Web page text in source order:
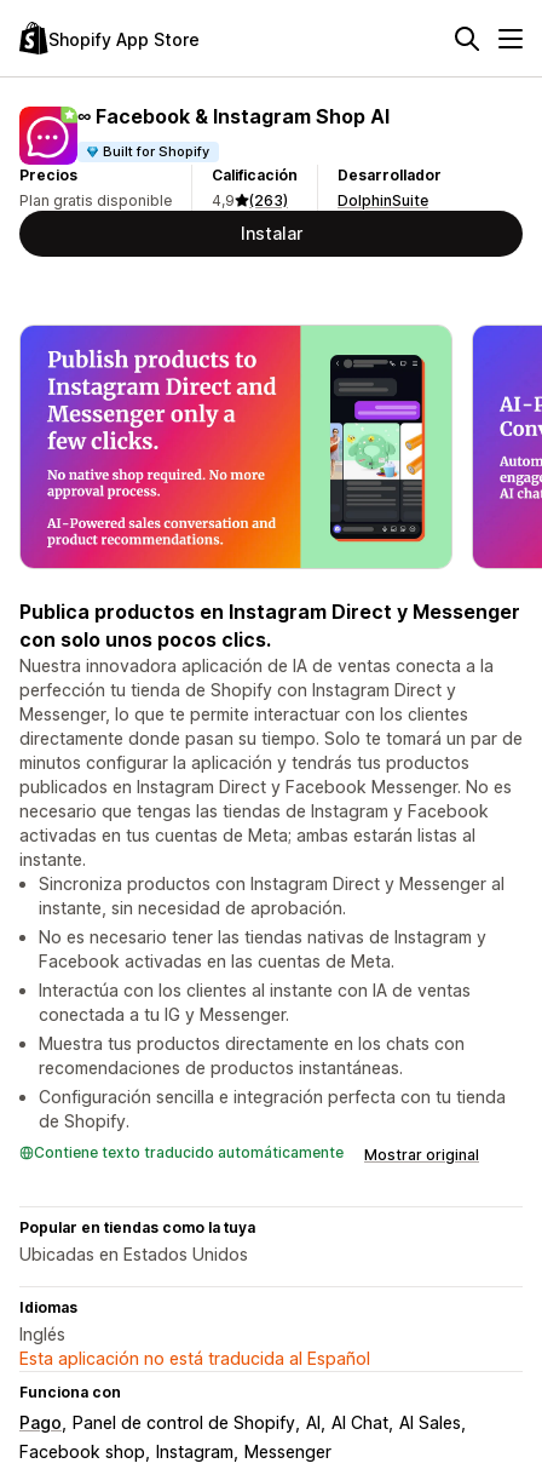
Shopify App Store
∞ Facebook & Instagram Shop AI
Built for Shopify
Precios
Plan gratis disponible
Calificación
4,9
(263)
Desarrollador
DolphinSuite
Instalar
Publica productos en Instagram Direct y Messenger
con solo unos pocos clics.
Nuestra innovadora aplicación de IA de ventas conecta a la
perfección tu tienda de Shopify con Instagram Direct y
Messenger, lo que te permite interactuar con los clientes
directamente donde pasan su tiempo. Solo te tomará un par de
minutos configurar la aplicación y tendrás tus productos
publicados en Instagram Direct y Facebook Messenger. No es
necesario que tengas las tiendas de Instagram y Facebook
activadas en tus cuentas de Meta; ambas estarán listas al
instante.
Sincroniza productos con Instagram Direct y Messenger al
instante, sin necesidad de aprobación.
No es necesario tener las tiendas nativas de Instagram y
Facebook activadas en las cuentas de Meta.
Interactúa con los clientes al instante con IA de ventas
conectada a tu IG y Messenger.
Muestra tus productos directamente en los chats con
recomendaciones de productos instantáneas.
Configuración sencilla e integración perfecta con tu tienda
de Shopify.
Contiene texto traducido automáticamente Mostrar original
Popular en tiendas como la tuya
Ubicadas en Estados Unidos
Idiomas
Inglés
Esta aplicación no está traducida al Español
Funciona con
Pago Panel de control de Shopify AI AI Chat AI Sales
Facebook shop
Instagram Messenger